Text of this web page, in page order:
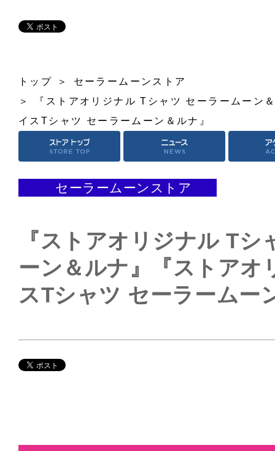
トップ
セーラームーンストア
『ストアオリジナル Tシャツ セーラームーン
イスTシャツ セーラームーン＆ルナ』
セーラームーンストア
『ストアオリジナル Tシ
ーン＆ルナ』『ストアオ
スTシャツ セーラームー